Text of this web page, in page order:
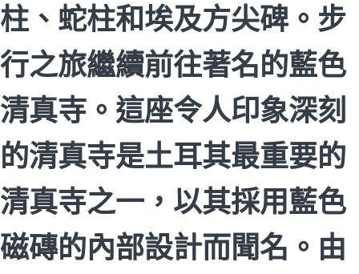
柱、蛇柱和埃及方尖碑。步
行之旅繼續前往著名的藍色
清真寺。這座令人印象深刻
的清真寺是土耳其最重要的
清真寺之一，以其採用藍色
磁磚的內部設計而聞名。由